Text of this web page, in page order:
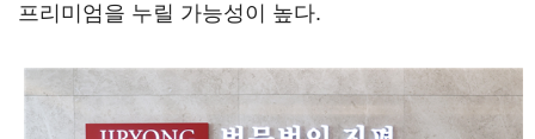
프리미엄을 누릴 가능성이 높다.